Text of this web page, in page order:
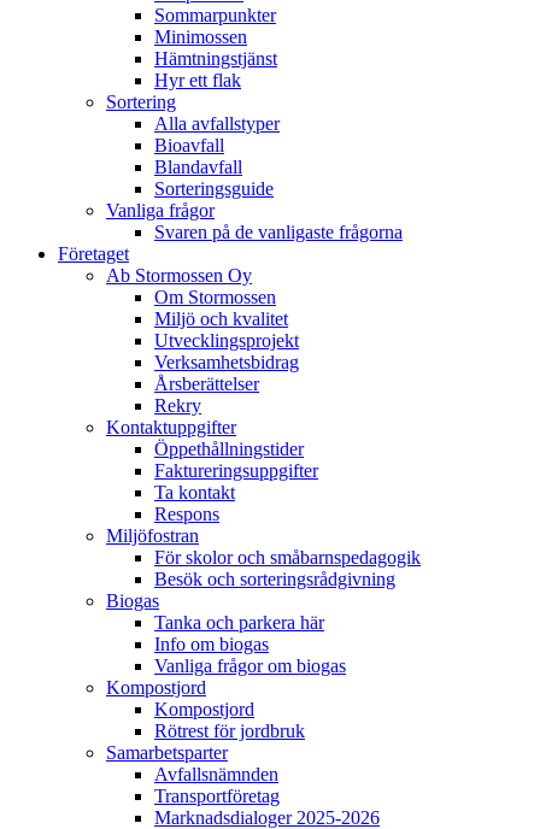
Sommarpunkter
Minimossen
Hämtningstjänst
Hyr ett flak
Sortering
Alla avfallstyper
Bioavfall
Blandavfall
Sorteringsguide
Vanliga frågor
Svaren på de vanligaste frågorna
Företaget
Ab Stormossen Oy
Om Stormossen
Miljö och kvalitet
Utvecklingsprojekt
Verksamhetsbidrag
Årsberättelser
Rekry
Kontaktuppgifter
Öppethållningstider
Faktureringsuppgifter
Ta kontakt
Respons
Miljöfostran
För skolor och småbarnspedagogik
Besök och sorteringsrådgivning
Biogas
Tanka och parkera här
Info om biogas
Vanliga frågor om biogas
Kompostjord
Kompostjord
Rötrest för jordbruk
Samarbetsparter
Avfallsnämnden
Transportföretag
Marknadsdialoger 2025-2026